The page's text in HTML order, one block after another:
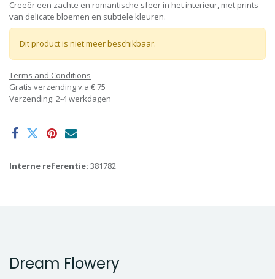
Creeër een zachte en romantische sfeer in het interieur, met prints
van delicate bloemen en subtiele kleuren.
Dit product is niet meer beschikbaar.
Terms and Conditions
Gratis verzending v.a € 75
Verzending: 2-4 werkdagen
Interne referentie: 381782
Dream Flowery